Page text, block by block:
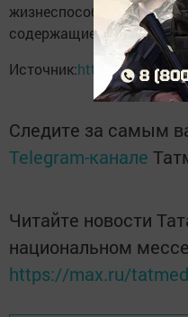
жизнеспособные
содержащиеся в
Источник:https://vk.com/
Следите за самым
Telegram-канале
Читайте новости
национальном
https://max.ru/